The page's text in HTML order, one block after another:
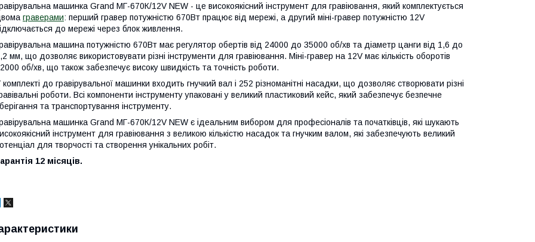
машинка Grand МГ-670К/12V NEW - це високоякісний інструмент для гравіювання, який комплектується
граверами: перший гравер потужністю 670Вт працює від мережі, а другий міні-гравер потужністю 12V
до мережі через блок живлення.
машина потужністю 670Вт має регулятор обертів від 24000 до 35000 об/хв та діаметр цанги від 1,6 до
мм, що дозволяє використовувати різні інструменти для гравіювання. Міні-гравер на 12V має кількість оборотів
об/хв, що також забезпечує високу швидкість та точність роботи.
комплекті до гравірувальної машинки входить гнучкий вал і 252 різноманітні насадки, що дозволяє створювати різні
роботи. Всі компоненти інструменту упаковані у великий пластиковий кейс, який забезпечує безпечне
та транспортування інструменту.
машинка Grand МГ-670К/12V NEW є ідеальним вибором для професіоналів та початківців, які шукають
інструмент для гравіювання з великою кількістю насадок та гнучким валом, які забезпечують великий
для творчості та створення унікальних робіт.
12 місяців.